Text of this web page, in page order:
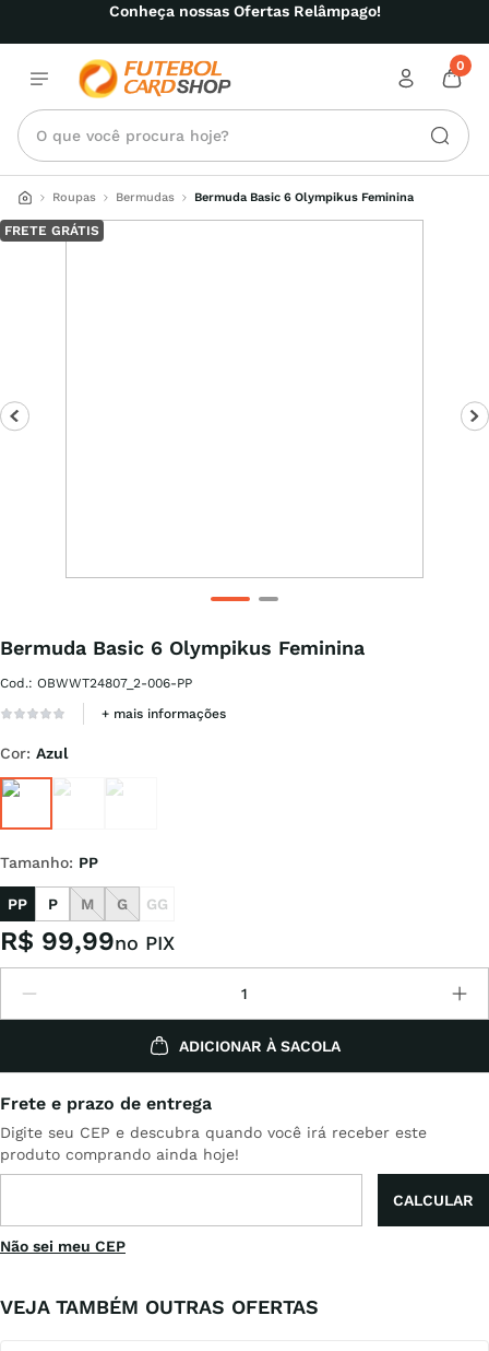
Conheça nossas Ofertas Relâmpago!
0
O que você procura hoje?
Roupas Bermudas Bermuda Basic 6 Olympikus Feminina
FRETE GRÁTIS
Bermuda Basic 6 Olympikus Feminina
Cod.: OBWWT24807_2-006-PP
+ mais informações
Cor: Azul
Tamanho: PP
PP P M G GG
R$ 99,99no PIX
ADICIONAR À SACOLA
Não sei meu CEP
VEJA TAMBÉM OUTRAS OFERTAS